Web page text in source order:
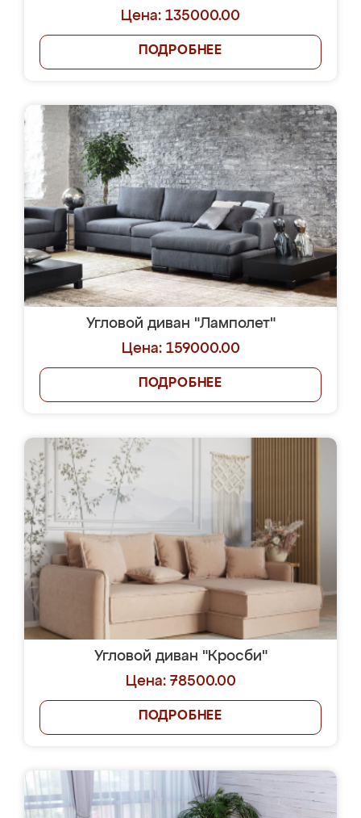
Цена: 135000.00
ПОДРОБНЕЕ
Угловой диван "Ламполет"
Цена: 159000.00
ПОДРОБНЕЕ
Угловой диван "Кросби"
Цена: 78500.00
ПОДРОБНЕЕ